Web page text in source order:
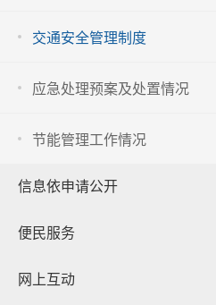
交通安全管理制度
应急处理预案及处置情况
节能管理工作情况
信息依申请公开
便民服务
网上互动